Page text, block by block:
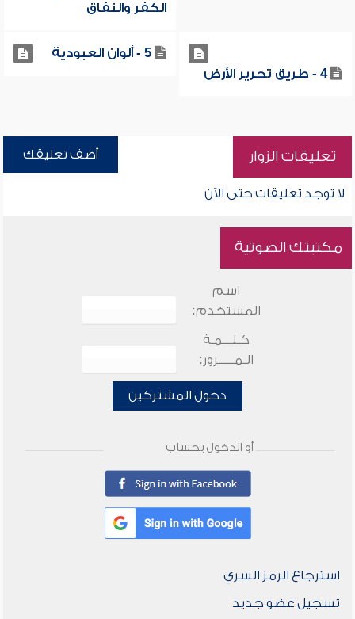
الكفر والنفاق
4 - طريق تحرير الأرض
5 - ألوان العبودية
تعليقات الزوار أضف تعليقك
لا توجد تعليقات حتى الآن
مكتبتك الصوتية
اسم
المستخدم:
كـلـــمـة
الـمـــــرور:
دخول المشتركين
أو الدخول بحساب
استرجاع الرمز السري
تسجيل عضو جديد